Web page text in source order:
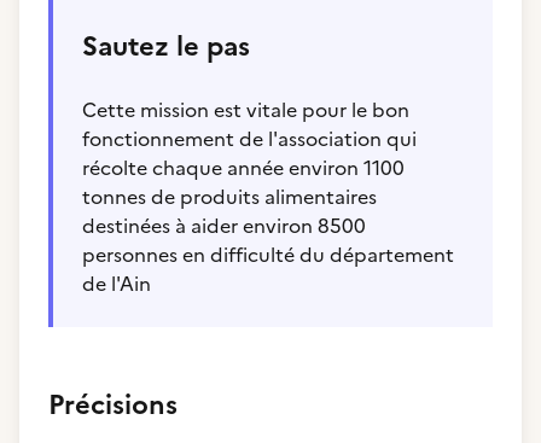
Sautez le pas
Cette mission est vitale pour le bon
fonctionnement de l'association qui
récolte chaque année environ 1100
tonnes de produits alimentaires
destinées à aider environ 8500
personnes en difficulté du département
de l'Ain
Précisions